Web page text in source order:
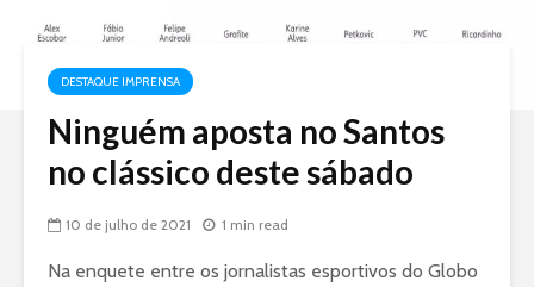
DESTAQUE IMPRENSA
Ninguém aposta no Santos
no clássico deste sábado
10 de julho de 2021 1 min read
Na enquete entre os jornalistas esportivos do Globo